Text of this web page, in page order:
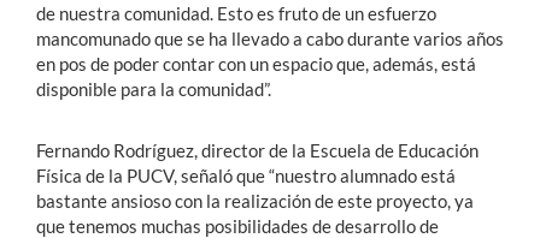
de nuestra comunidad. Esto es fruto de un esfuerzo
mancomunado que se ha llevado a cabo durante varios años
en pos de poder contar con un espacio que, además, está
disponible para la comunidad”.
Fernando Rodríguez, director de la Escuela de Educación
Física de la PUCV, señaló que “nuestro alumnado está
bastante ansioso con la realización de este proyecto, ya
que tenemos muchas posibilidades de desarrollo de